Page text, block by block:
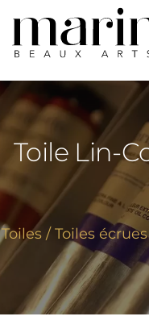
Aller
au
contenu
Rechercher :
Toile Lin-
Toiles / Toiles écrues